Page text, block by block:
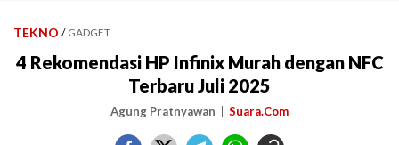
TEKNO / GADGET
4 Rekomendasi HP Infinix Murah dengan NFC
Terbaru Juli 2025
Agung Pratnyawan Suara.Com